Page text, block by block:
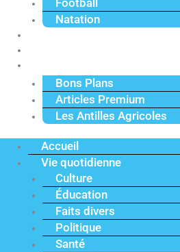
Football
Natation
Bons Plans
Articles Premium
Les Antilles Agricoles
Accueil
Vie quotidienne
Culture
Éducation
Faits divers
Politique
Santé